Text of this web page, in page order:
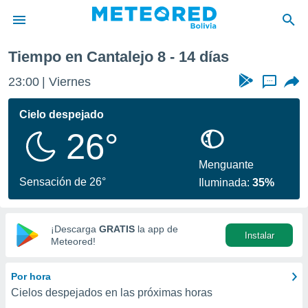
de
ha
calidad.
a este
las
y
digital
basada
Tiempo en Cantalejo 8 - 14 días
23:00 Viernes ...
Cielo despejado
26°
Sensación de 26°
Menguante
Iluminada:35%
¡Descarga GRATIS la app de
Meteored!
Instalar
Por hora
Cielos despejados en las próximas horas